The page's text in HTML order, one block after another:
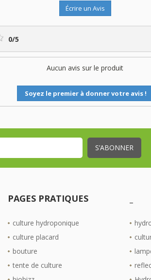
Écrire un Avis
0/5
Aucun avis sur le produit
Soyez le premier à donner votre avis !
PAGES PRATIQUES
culture hydroponique
culture placard
bouture
tente de culture